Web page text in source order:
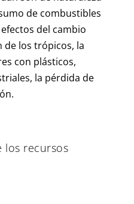
de combustibles
del cambio
de los trópicos, la
con plásticos,
la pérdida de
los recursos